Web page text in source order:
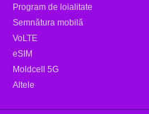
Program de loialitate
Semnătura mobilă
VoLTE
eSIM
Moldcell 5G
Altele